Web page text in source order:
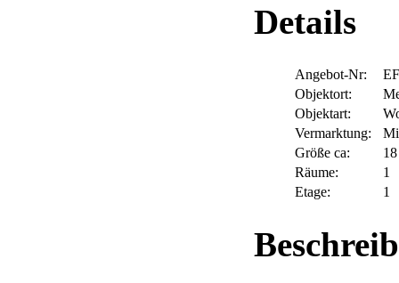
Details
Angebot-Nr:
Objektort:
Objektart:
Vermarktung:
Größe ca:
Räume:
1
Etage:
1